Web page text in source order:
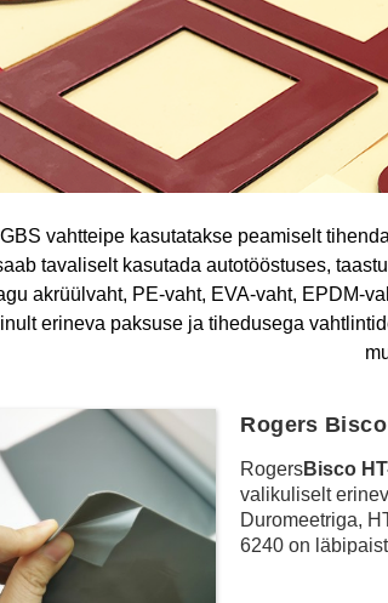
GBS vahtteipe kasutatakse peamiselt
tavaliselt kasutada autotööstuses,
akrüülvaht, PE-vaht, EVA-vaht, EPDM-
erineva paksuse ja tihedusega
Rogers
RogersBisco
valikuliselt
Duromeetriga,
6240 on